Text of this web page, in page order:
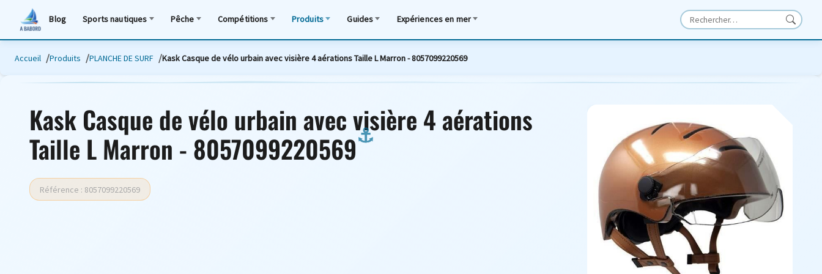
Blog Sports nautiques Pêche Compétitions Produits Guides Expériences en mer
Accueil Produits PLANCHE DE SURF Kask Casque de vélo urbain avec visière 4 aérations Taille L Marron - 8057099220569
Kask Casque de vélo urbain avec visière 4 aérations
Taille L Marron - 8057099220569
Référence : 8057099220569